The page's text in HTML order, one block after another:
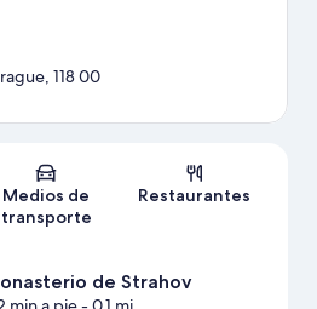
Sección del mapa
118 00
Medios de
transporte
Restaurantes
de Strahov